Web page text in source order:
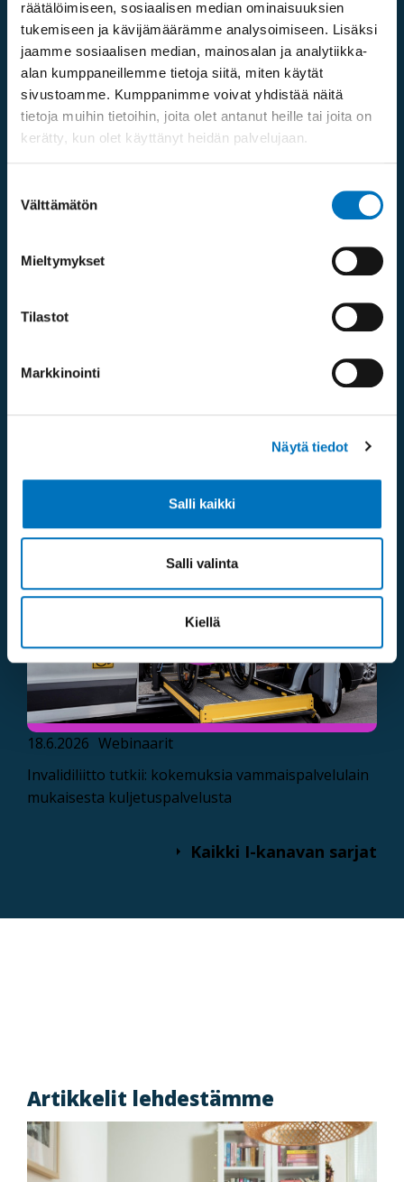
räätälöimiseen, sosiaalisen median ominaisuuksien
tukemiseen ja kävijämäärämme analysoimiseen. Lisäksi
jaamme sosiaalisen median, mainosalan ja analytiikka-
alan kumppaneillemme tietoja siitä, miten käytät
sivustoamme. Kumppanimme voivat yhdistää näitä
tietoja muihin tietoihin, joita olet antanut heille tai joita on
kerätty, kun olet käyttänyt heidän palvelujaan.
valinta
Välttämätön
Mieltymykset
Tilastot
Markkinointi
Näytä tiedot
Salli kaikki
Salli valinta
Kiellä
u
s
Tukea vanhemmuuteen
Kelaa vähän -podcast, jakso 14: Näkymätön
18.6.2026 Webinaarit
Invalidiliitto tutkii: kokemuksia vammaispalvelulain
mukaisesta kuljetuspalvelusta
Kaikki I-kanavan sarjat
Artikkelit lehdestämme